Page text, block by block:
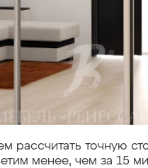
рассчитать точную
менее, чем за 15